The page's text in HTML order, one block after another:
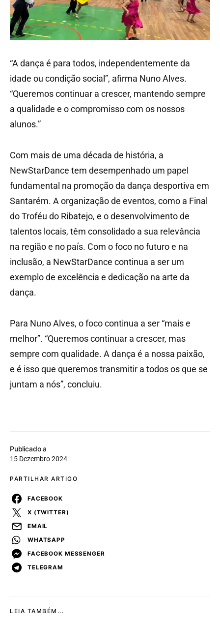
Publicado a
15 Dezembro 2024
PARTILHAR ARTIGO
FACEBOOK
X (TWITTER)
EMAIL
WHATSAPP
FACEBOOK MESSENGER
TELEGRAM
“A dança é para todos, independentemente da
idade ou condição social”, afirma Nuno Alves.
“Queremos continuar a crescer, mantendo sempre
a qualidade e o compromisso com os nossos
alunos.”
Com mais de uma década de história, a
NewStarDance tem desempenhado um papel
fundamental na promoção da dança desportiva em
Santarém. A organização de eventos, como a Final
do Troféu do Ribatejo, e o desenvolvimento de
talentos locais, têm consolidado a sua relevância
na região e no país. Com o foco no futuro e na
inclusão, a NewStarDance continua a ser um
exemplo de excelência e dedicação na arte da
dança.
Para Nuno Alves, o foco continua a ser “mais e
melhor”. “Queremos continuar a crescer, mas
sempre com qualidade. A dança é a nossa paixão,
e é isso que queremos transmitir a todos os que se
juntam a nós”, concluiu.
LEIA TAMBÉM...